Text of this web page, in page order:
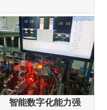
智能数字化能力强